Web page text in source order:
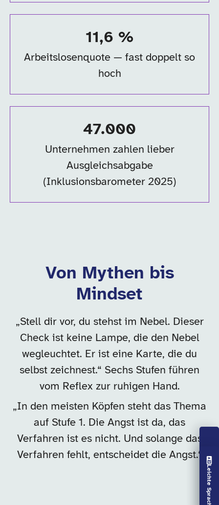
Vorlesen aus
Leichte Sprache aus
11,6 %
Arbeitslosenquote — fast doppelt so
hoch
47.000
Unternehmen zahlen lieber
Ausgleichsabgabe
(Inklusionsbarometer 2025)
Von Mythen bis
Mindset
„Stell dir vor, du stehst im Nebel. Dieser
Check ist keine Lampe, die den Nebel
wegleuchtet. Er ist eine Karte, die du
selbst zeichnest.“ Sechs Stufen führen
vom Reflex zur ruhigen Hand.
„In den meisten Köpfen steht das Thema
auf Stufe 1. Die Angst ist da, das
Verfahren ist es nicht. Und solange das
Verfahren fehlt, entscheidet die Angst.“